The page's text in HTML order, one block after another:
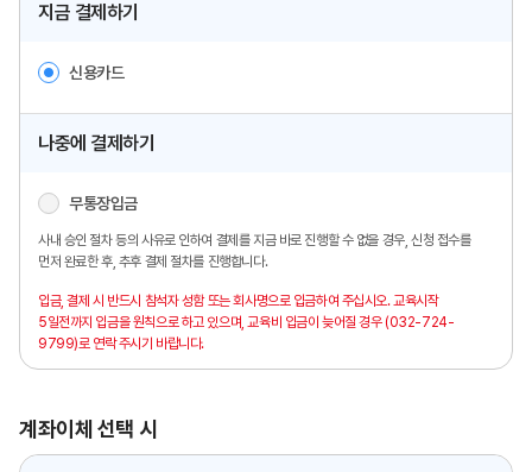
지금 결제하기
신용카드
나중에 결제하기
무통장입금
사내 승인 절차 등의 사유로 인하여 결제를 지금 바로 진행할 수 없을 경우, 신청 접수를
먼저 완료한 후, 추후 결제 절차를 진행합니다.
입금, 결제 시 반드시 참석자 성함 또는 회사명으로 입금하여 주십시오.교육시작
5일전까지 입금을 원칙으로 하고 있으며,교육비 입금이 늦어질 경우 (032-724-
9799)로 연락 주시기 바랍니다.
계좌이체 선택 시